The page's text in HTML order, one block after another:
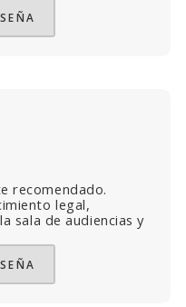
recomendado.
legal,
sala de audiencias y
hicieron
Confío
recomendaría sin